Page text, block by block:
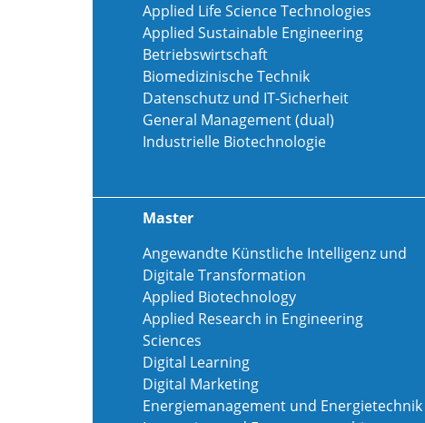
Applied Life Science Technologies
Applied Sustainable Engineering
Betriebswirtschaft
Biomedizinische Technik
Datenschutz und IT-Sicherheit
General Management (dual)
Industrielle Biotechnologie
Master
Angewandte Künstliche Intelligenz und
Digitale Transformation
Applied Biotechnology
Applied Research in Engineering
Sciences
Digital Learning
Digital Marketing
Energiemanagement und Energietechnik